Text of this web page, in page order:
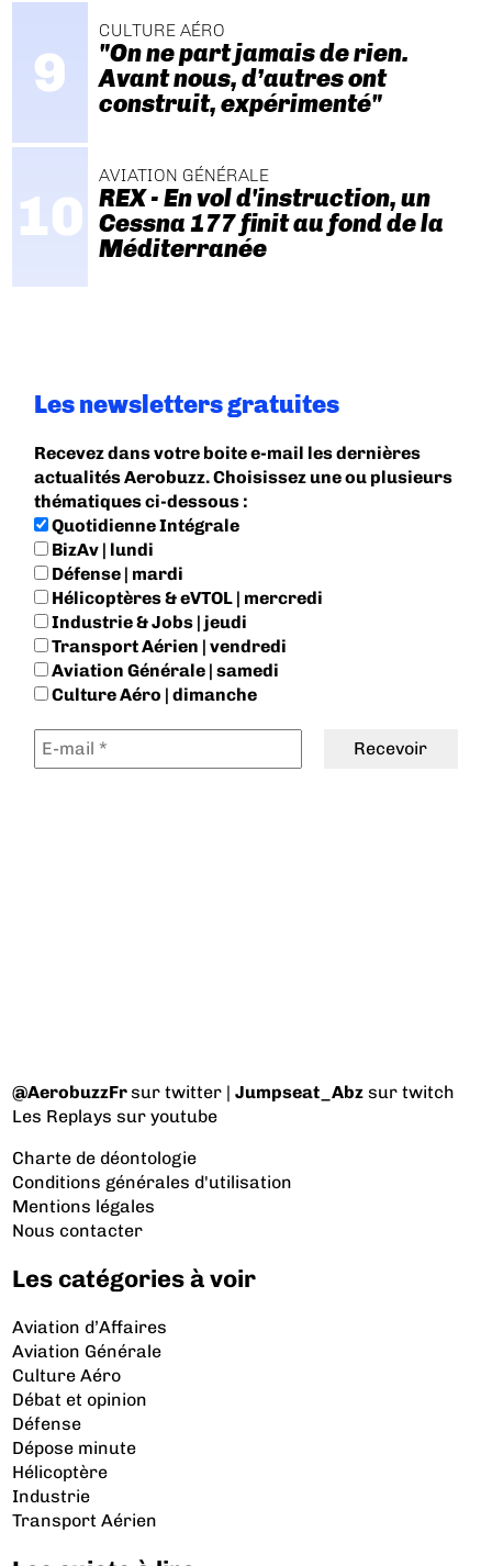
CULTURE AÉRO
"On ne part jamais de rien.
Avant nous, d’autres ont
construit, expérimenté"
AVIATION GÉNÉRALE
REX - En vol d'instruction, un
Cessna 177 finit au fond de la
Méditerranée
Les newsletters gratuites
Recevez dans votre boite e-mail les dernières
actualités Aerobuzz. Choisissez une ou plusieurs
thématiques ci-dessous :
Quotidienne Intégrale
BizAv | lundi
Défense | mardi
Hélicoptères & eVTOL | mercredi
Industrie & Jobs | jeudi
Transport Aérien | vendredi
Aviation Générale | samedi
Culture Aéro | dimanche
@AerobuzzFrsur twitter |Jumpseat_Abz sur twitch
Les Replays sur youtube
Charte de déontologie
Conditions générales d'utilisation
Mentions légales
Nous contacter
Les catégories à voir
Aviation d’Affaires
Aviation Générale
Culture Aéro
Débat et opinion
Défense
Dépose minute
Hélicoptère
Industrie
Transport Aérien